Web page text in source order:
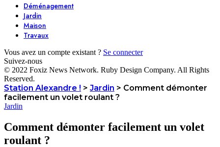
Déménagement
Jardin
Maison
Travaux
Vous avez un compte existant ? Se connecter
Suivez-nous
© 2022 Foxiz News Network. Ruby Design Company. All Rights
Reserved.
Station Alexandre ! > Jardin > Comment démonter
facilement un volet roulant ?
Jardin
Comment démonter facilement un volet
roulant ?